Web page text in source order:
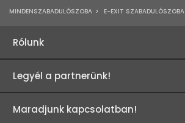
MINDENSZABADULÓSZOBA > E-EXIT SZABADULÓSZOBA
Rólunk
Legyél a partnerünk!
Maradjunk kapcsolatban!